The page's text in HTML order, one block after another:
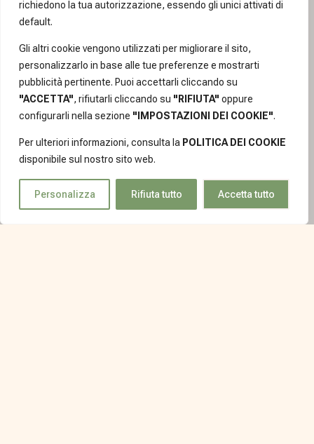
richiedono la tua autorizzazione, essendo gli unici attivati di
default.
Gli altri cookie vengono utilizzati per migliorare il sito,
personalizzarlo in base alle tue preferenze e mostrarti
pubblicità pertinente. Puoi accettarli cliccando su
"ACCETTA", rifiutarli cliccando su "RIFIUTA" oppure
configurarli nella sezione "IMPOSTAZIONI DEI COOKIE".
Per ulteriori informazioni, consulta la POLITICA DEI COOKIE
disponibile sul nostro sito web.
Personalizza Rifiuta tutto Accetta tutto